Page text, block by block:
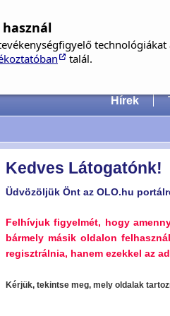
Hírek
Kedves Látogatónk!
Üdvözöljük Önt az OLO.hu
Felhívjuk figyelmét, hogy
bármely másik oldalon
regisztrálnia, hanem ezekkel az
Kérjük, tekintse meg, mely oldalak
talál.